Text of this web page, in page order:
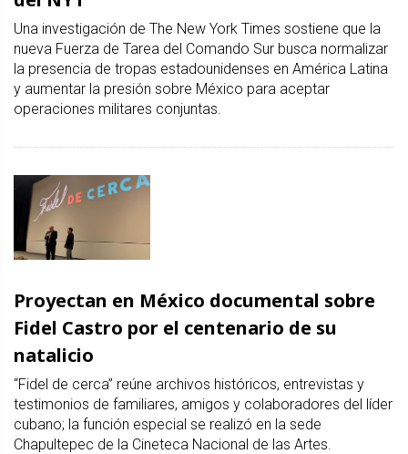
Una investigación de The New York Times sostiene que la
nueva Fuerza de Tarea del Comando Sur busca normalizar
la presencia de tropas estadounidenses en América Latina
y aumentar la presión sobre México para aceptar
operaciones militares conjuntas.
Proyectan en México documental sobre
Fidel Castro por el centenario de su
natalicio
“Fidel de cerca” reúne archivos históricos, entrevistas y
testimonios de familiares, amigos y colaboradores del líder
cubano; la función especial se realizó en la sede
Chapultepec de la Cineteca Nacional de las Artes.